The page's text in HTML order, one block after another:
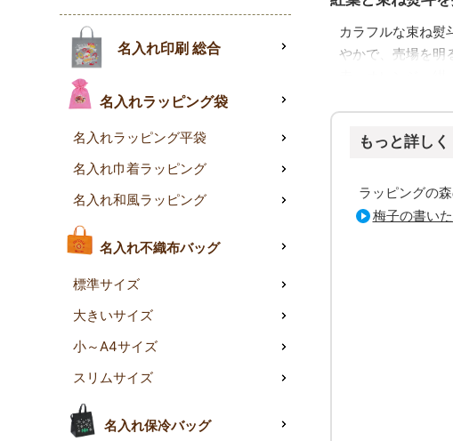
名入れ印刷 総合
名入れラッピング袋
名入れラッピング平袋
名入れ巾着ラッピング
名入れ和風ラッピング
名入れ不織布バッグ
標準サイズ
大きいサイズ
小～A4サイズ
スリムサイズ
名入れ保冷バッグ
カラフルな束ね熨
やかで、売場を明
4色ミックスは1
お菓子や小物の
ッピングが完成し
秋限定商品や敬
巾着タイプのた
レジでのギフト
もっと詳し
ラッピングの
梅子の書い